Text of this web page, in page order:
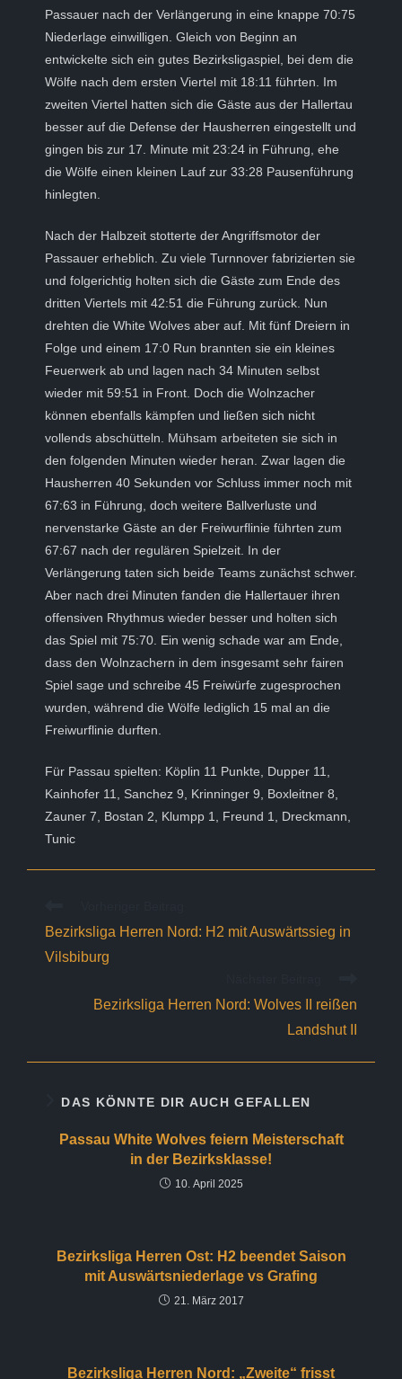
Passauer nach der Verlängerung in eine knappe 70:75
Niederlage einwilligen. Gleich von Beginn an
entwickelte sich ein gutes Bezirksligaspiel, bei dem die
Wölfe nach dem ersten Viertel mit 18:11 führten. Im
zweiten Viertel hatten sich die Gäste aus der Hallertau
besser auf die Defense der Hausherren eingestellt und
gingen bis zur 17. Minute mit 23:24 in Führung, ehe
die Wölfe einen kleinen Lauf zur 33:28 Pausenführung
hinlegten.
Nach der Halbzeit stotterte der Angriffsmotor der
Passauer erheblich. Zu viele Turnnover fabrizierten sie
und folgerichtig holten sich die Gäste zum Ende des
dritten Viertels mit 42:51 die Führung zurück. Nun
drehten die White Wolves aber auf. Mit fünf Dreiern in
Folge und einem 17:0 Run brannten sie ein kleines
Feuerwerk ab und lagen nach 34 Minuten selbst
wieder mit 59:51 in Front. Doch die Wolnzacher
können ebenfalls kämpfen und ließen sich nicht
vollends abschütteln. Mühsam arbeiteten sie sich in
den folgenden Minuten wieder heran. Zwar lagen die
Hausherren 40 Sekunden vor Schluss immer noch mit
67:63 in Führung, doch weitere Ballverluste und
nervenstarke Gäste an der Freiwurflinie führten zum
67:67 nach der regulären Spielzeit. In der
Verlängerung taten sich beide Teams zunächst schwer.
Aber nach drei Minuten fanden die Hallertauer ihren
offensiven Rhythmus wieder besser und holten sich
das Spiel mit 75:70. Ein wenig schade war am Ende,
dass den Wolnzachern in dem insgesamt sehr fairen
Spiel sage und schreibe 45 Freiwürfe zugesprochen
wurden, während die Wölfe lediglich 15 mal an die
Freiwurflinie durften.
Für Passau spielten: Köplin 11 Punkte, Dupper 11,
Kainhofer 11, Sanchez 9, Krinninger 9, Boxleitner 8,
Zauner 7, Bostan 2, Klumpp 1, Freund 1, Dreckmann,
Tunic
ansehen
Bezirksliga Herren Nord: H2 mit Auswärtssieg in
Vilsbiburg
Bezirksliga Herren Nord: Wolves II reißen
Landshut II
DAS KÖNNTE DIR AUCH GEFALLEN
Passau White Wolves feiern Meisterschaft
in der Bezirksklasse!
10. April 2025
Bezirksliga Herren Ost: H2 beendet Saison
mit Auswärtsniederlage vs Grafing
21. März 2017
Bezirksliga Herren Nord: „Zweite“ frisst